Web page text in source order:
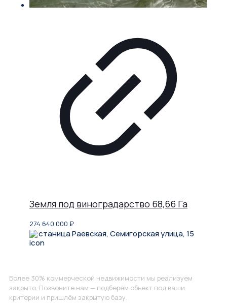
Земля под виноградарство 68,66 Га
274 640 000 ₽
станица Раевская, Семигорская улица, 15
Более 30% коммерческой недвижимости мы реализуем
закрыто. Позвоните нам — подберём объект под ваши
критерии и пришлём закрытую базу.